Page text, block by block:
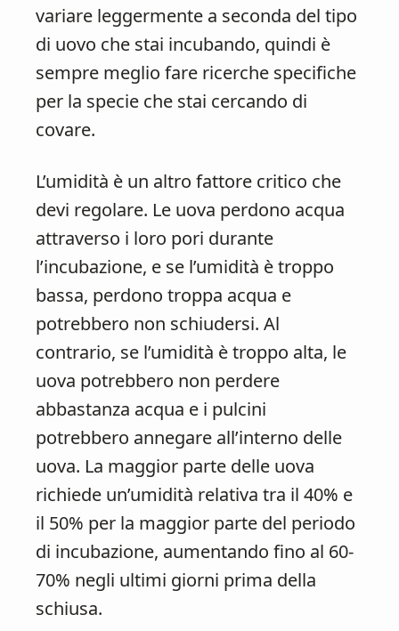
variare leggermente a seconda del tipo
di uovo che stai incubando, quindi è
sempre meglio fare ricerche specifiche
per la specie che stai cercando di
covare.
L’umidità è un altro fattore critico che
devi regolare. Le uova perdono acqua
attraverso i loro pori durante
l’incubazione, e se l’umidità è troppo
bassa, perdono troppa acqua e
potrebbero non schiudersi. Al
contrario, se l’umidità è troppo alta, le
uova potrebbero non perdere
abbastanza acqua e i pulcini
potrebbero annegare all’interno delle
uova. La maggior parte delle uova
richiede un’umidità relativa tra il 40% e
il 50% per la maggior parte del periodo
di incubazione, aumentando fino al 60-
70% negli ultimi giorni prima della
schiusa.